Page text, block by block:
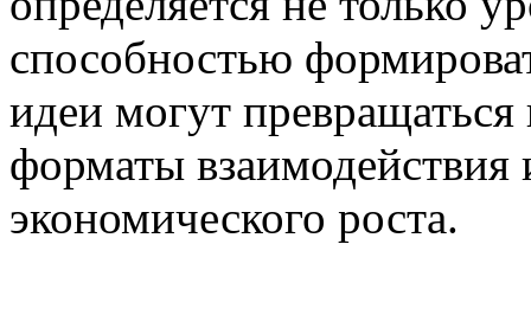
способностью
идеи могут
форматы взаимодействия
экономического роста.